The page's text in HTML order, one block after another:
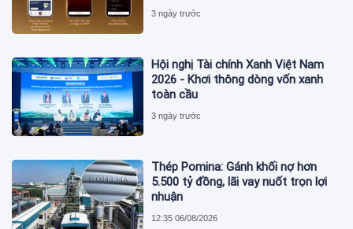
3 ngày trước
Hội nghị Tài chính Xanh Việt Nam
2026 - Khơi thông dòng vốn xanh
toàn cầu
3 ngày trước
Thép Pomina: Gánh khối nợ hơn
5.500 tỷ đồng, lãi vay nuốt trọn lợi
nhuận
12:35 06/08/2026